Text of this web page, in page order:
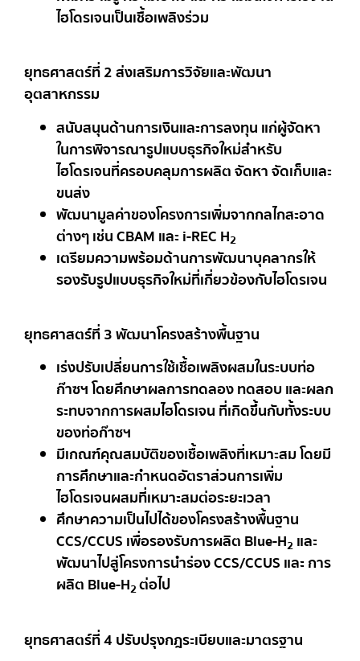
ไฮโดรเจนเป็นเชื้อเพลิงร่วม
ยุทธศาสตร์ที่2 ส่งเสริมการวิจัยและพัฒนา
อุตสาหกรรม
สนับสนุนด้านการเงินและการลงทุน แก่ผู้จัดหา
ในการพิจารณารูปแบบธุรกิจใหม่สำหรับ
ไฮโดรเจนที่ครอบคลุมการผลิต จัดหา จัดเก็บและ
ขนส่ง
พัฒนามูลค่าของโครงการเพิ่มจากกลไกสะอาด
ต่างๆ เช่น CBAM และ i-REC H2
เตรียมความพร้อมด้านการพัฒนาบุคลากรให้
รองรับรูปแบบธุรกิจใหม่ที่เกี่ยวข้องกับไฮโดรเจน
ยุทธศาสตร์ที่3 พัฒนาโครงสร้างพื้นฐาน
เร่งปรับเปลี่ยนการใช้เชื้อเพลิงผสมในระบบท่อ
ก๊าซฯ โดยศึกษาผลการทดลอง ทดสอบ และผลก
ระทบจากการผสมไฮโดรเจน ที่เกิดขึ้นกับทั้งระบบ
ของท่อก๊าซฯ
มีเกณฑ์คุณสมบัติของเชื้อเพลิงที่เหมาะสม โดยมี
การศึกษาและกำหนดอัตราส่วนการเพิ่ม
ไฮโดรเจนผสมที่เหมาะสมต่อระยะเวลา
ศึกษาความเป็นไปได้ของโครงสร้างพื้นฐาน
CCS/CCUS เพื่อรองรับการผลิต Blue-H2 และ
พัฒนาไปสู่โครงการนำร่อง CCS/CCUS และ การ
ผลิต Blue-H2ต่อไป
ยุทธศาสตร์ที่4 ปรับปรุงกฎระเบียบและมาตรฐาน